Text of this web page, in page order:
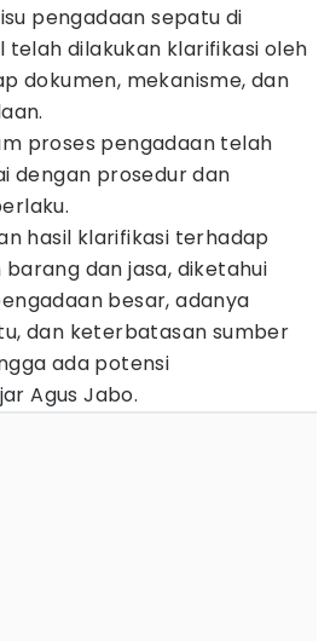
pengadaan sepatu di
telah dilakukan klarifikasi oleh
dokumen, mekanisme, dan
proses pengadaan telah
dengan prosedur dan
hasil klarifikasi terhadap
dan jasa, diketahui
besar, adanya
dan keterbatasan sumber
ada potensi
Agus Jabo.